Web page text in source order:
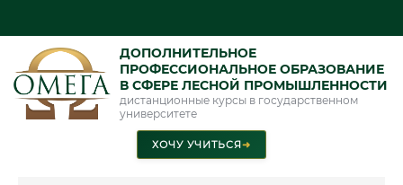
ДОПОЛНИТЕЛЬНОЕ
ПРОФЕССИОНАЛЬНОЕ ОБРАЗОВАНИЕ
В СФЕРЕ ЛЕСНОЙ ПРОМЫШЛЕННОСТИ
дистанционные курсы в государственном
университете
ХОЧУ УЧИТЬСЯ➜